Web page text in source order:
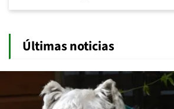
Últimas noticias